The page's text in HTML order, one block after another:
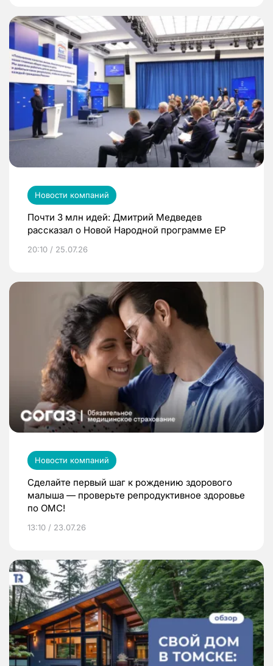
Новости компаний
Почти 3 млн идей: Дмитрий Медведев
рассказал о Новой Народной программе ЕР
20:10 / 25.07.26
Новости компаний
Сделайте первый шаг к рождению здорового
малыша — проверьте репродуктивное здоровье
по ОМС!
13:10 / 23.07.26